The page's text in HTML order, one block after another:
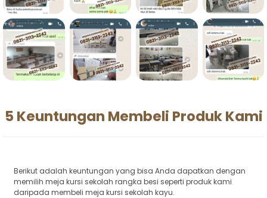
5 Keuntungan Membeli Produk Kami
Berikut adalah keuntungan yang bisa Anda dapatkan dengan
memilih meja kursi sekolah rangka besi seperti produk kami
daripada membeli meja kursi sekolah kayu.